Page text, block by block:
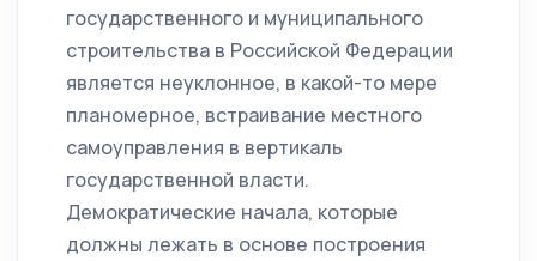
государственного и муниципального
строительства в Российской Федерации
является неуклонное, в какой-то мере
планомерное, встраивание местного
самоуправления в вертикаль
государственной власти.
Демократические начала, которые
должны лежать в основе построения